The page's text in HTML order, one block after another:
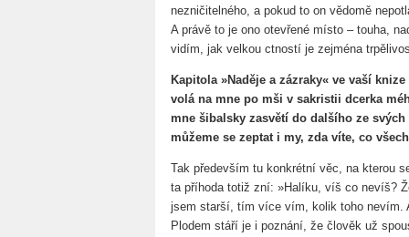
nezničitelného, a pokud to on vědomě
A právě to je ono otevřené místo – touha,
vidím, jak velkou ctností je zejména
Kapitola »Naděje a zázraky« ve vaší
volá na mne po mši v sakristii dcerka
mne šibalsky zasvětí do dalšího ze
můžeme se zeptat i my, zda víte, co
Tak především tu konkrétní věc, na kterou
ta příhoda totiž zní: »Halíku, víš co nevíš?
jsem starší, tím více vím, kolik toho nevím.
Plodem stáří je i poznání, že člověk už